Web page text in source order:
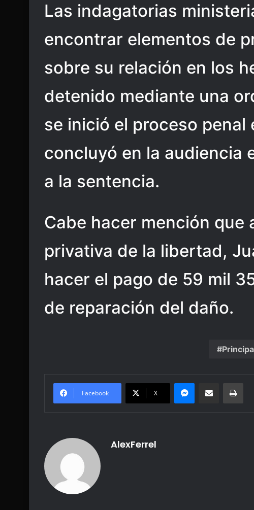
Las indagatorias
encontrar elementos de
sobre su relación en los
detenido mediante una
se inició el proceso penal
concluyó en la audiencia
a la sentencia.
Cabe hacer mención que
privativa de la libertad,
hacer el pago de 59 mil
de reparación del daño.
Facebook X
Messenger
Share via Email Print
AlexFerrel